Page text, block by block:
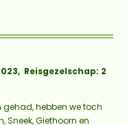
Reisgezelschap: 2
gehad, hebben we toch
Sneek, Giethoorn en